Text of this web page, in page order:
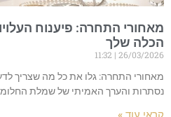
מאחורי התחרה: פיענוח
הכלה שלך
26/03/2026
מאחורי התחרה: גלו את כל מה שצריך
נסתרות והערך האמיתי של שמלת